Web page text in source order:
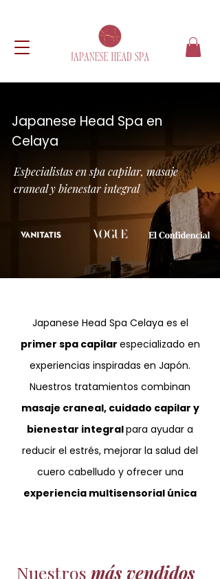
Japanese Head Spa en
Celaya
Especialistas en spa capilar, masaje
craneal y bienestar integral
Japanese Head Spa Celaya es el
primer spa capilar especializado en
experiencias inspiradas en Japón.
Nuestros tratamientos combinan
masaje craneal, cuidado capilar y
bienestar integralpara ayudar a
reducir el estrés, mejorar la salud del
cuero cabelludo y ofrecer una
experiencia multisensorial única
Nuestros más vendidos